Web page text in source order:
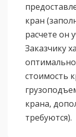
кран
расчете он
Заказчику
стоимость
крана,
требуются).